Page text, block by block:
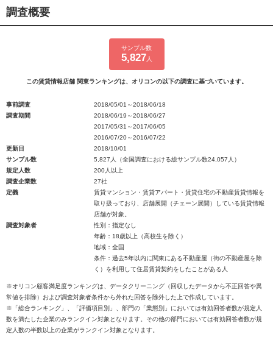
調査概要
サンプル数
5,827 人
この賃貸情報店舗 関東ランキングは、オリコンの以下の調査に基づいています。
事前調査
2018/05/01～2018/06/18
調査期間
2018/06/19～2018/06/27
2017/05/31～2017/06/05
2016/07/20～2016/07/22
更新日
2018/10/01
サンプル数
5,827人（全国調査における総サンプル数24,057人）
規定人数
200人以上
調査企業数
27社
定義
賃貸マンション・賃貸アパート・賃貸住宅の不動産賃貸情報を
取り扱っており、店舗展開（チェーン展開）している賃貸情報
店舗が対象。
調査対象者
性別：指定なし
年齢：18歳以上（高校生を除く）
地域：全国
条件：過去5年以内に関東にある不動産屋（街の不動産屋を除
く）を利用して住居賃貸契約をしたことがある人
※オリコン顧客満足度ランキングは、データクリーニング（回収したデータから不正回答や異
常値を排除）および調査対象者条件から外れた回答を除外した上で作成しています。
※「総合ランキング」、「評価項目別」、部門の「業態別」においては有効回答者数が規定人
数を満たした企業のみランクイン対象となります。その他の部門においては有効回答者数が規
定人数の半数以上の企業がランクイン対象となります。